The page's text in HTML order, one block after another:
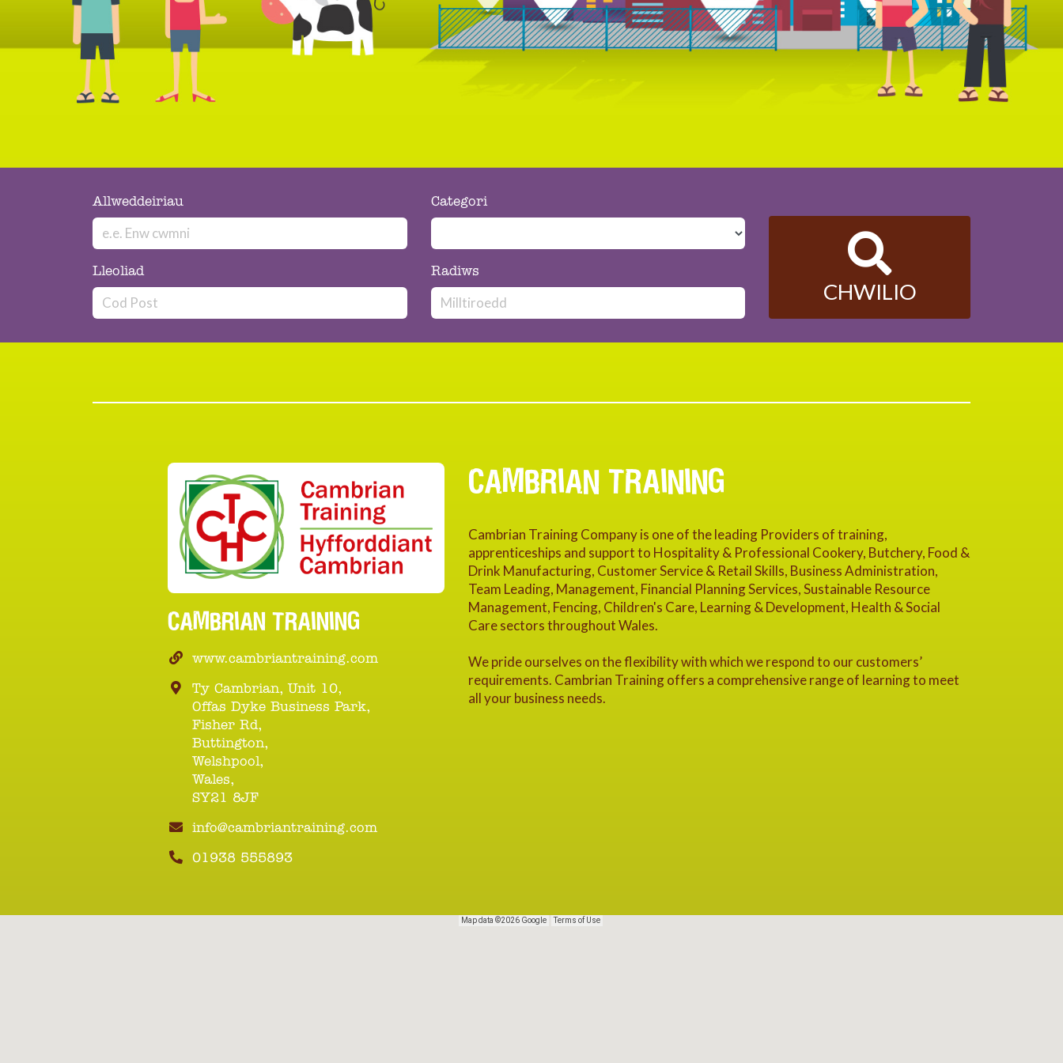
Allweddeiriau Categori
Lleoliad Radiws
CHWILIO
CAMBRIAN TRAINING
Cambrian Training Company is one of the leading Providers of training,
apprenticeships and support to Hospitality & Professional Cookery, Butchery, Food &
Drink Manufacturing, Customer Service & Retail Skills, Business Administration,
Team Leading, Management, Financial Planning Services, Sustainable Resource
Management, Fencing, Children's Care, Learning & Development, Health & Social
Care sectors throughout Wales.
We pride ourselves on the flexibility with which we respond to our customers’
requirements. Cambrian Training offers a comprehensive range of learning to meet
all your business needs.
CAMBRIAN TRAINING
www.cambriantraining.com
Ty Cambrian, Unit 10,
Offas Dyke Business Park,
Fisher Rd,
Buttington,
Welshpool,
Wales,
SY21 8JF
info@cambriantraining.com
01938 555893
Map data ©2026 Google Terms of Use